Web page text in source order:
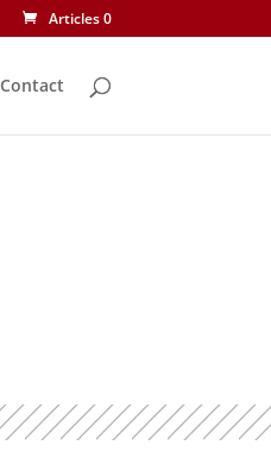
Articles 0
Contact